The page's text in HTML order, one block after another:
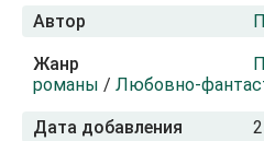
Автор
Жанр
романы / Любовно-
Дата добавления